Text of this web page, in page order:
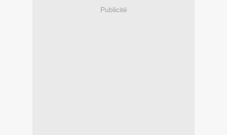
Publicité